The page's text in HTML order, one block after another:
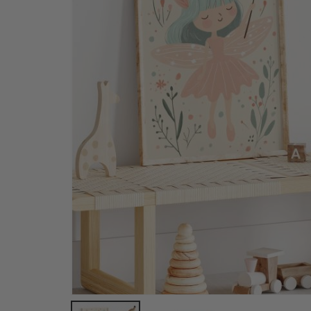
Personalisiertes Poster - Individueller Karten-